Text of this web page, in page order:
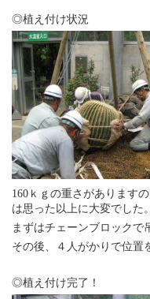
◎植え付け状況
160ｋｇの重さがあります
は思った以上に大変でした。
まずはチェーンブロックで
その後、４人がかりで位置
◎植え付け完了！